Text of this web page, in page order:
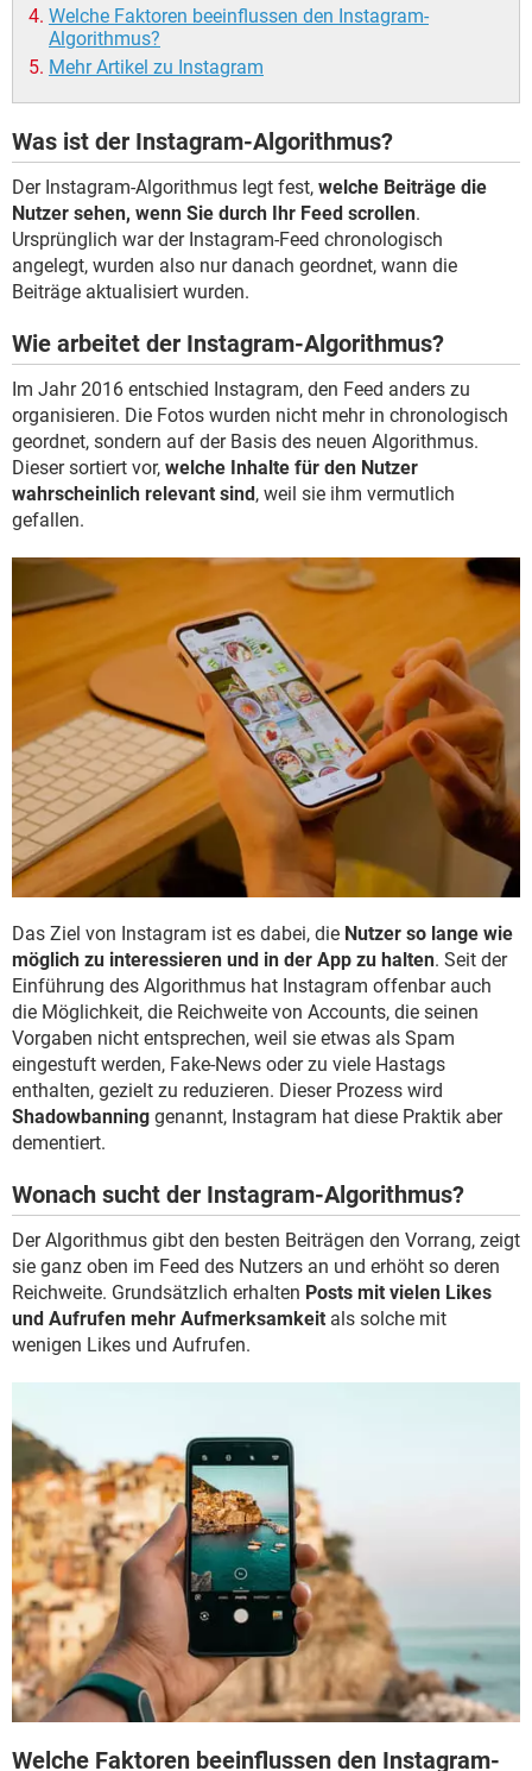
Welche Faktoren beeinflussen den Instagram-
Algorithmus?
Mehr Artikel zu Instagram
Was ist der Instagram-Algorithmus?
Der Instagram-Algorithmus legt fest, welche Beiträge die
Nutzer sehen, wenn Sie durch Ihr Feed scrollen.
Ursprünglich war der Instagram-Feed chronologisch
angelegt, wurden also nur danach geordnet, wann die
Beiträge aktualisiert wurden.
Wie arbeitet der Instagram-Algorithmus?
Im Jahr 2016 entschied Instagram, den Feed anders zu
organisieren. Die Fotos wurden nicht mehr in chronologisch
geordnet, sondern auf der Basis des neuen Algorithmus.
Dieser sortiert vor, welche Inhalte für den Nutzer
wahrscheinlich relevant sind, weil sie ihm vermutlich
gefallen.
Das Ziel von Instagram ist es dabei, die Nutzer so lange wie
möglich zu interessieren und in der App zu halten. Seit der
Einführung des Algorithmus hat Instagram offenbar auch
die Möglichkeit, die Reichweite von Accounts, die seinen
Vorgaben nicht entsprechen, weil sie etwas als Spam
eingestuft werden, Fake-News oder zu viele Hastags
enthalten, gezielt zu reduzieren. Dieser Prozess wird
Shadowbanning genannt, Instagram hat diese Praktik aber
dementiert.
Wonach sucht der Instagram-Algorithmus?
Der Algorithmus gibt den besten Beiträgen den Vorrang, zeigt
sie ganz oben im Feed des Nutzers an und erhöht so deren
Reichweite. Grundsätzlich erhalten Posts mit vielen Likes
und Aufrufen mehr Aufmerksamkeit als solche mit
wenigen Likes und Aufrufen.
Welche Faktoren beeinflussen den Instagram-